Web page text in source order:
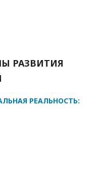
РАЗВИТИЯ
РЕАЛЬНОСТЬ: